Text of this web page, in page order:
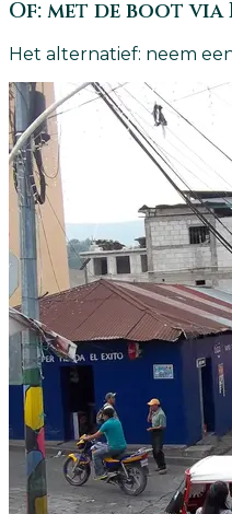
Of: met de boot via
Het alternatief: neem